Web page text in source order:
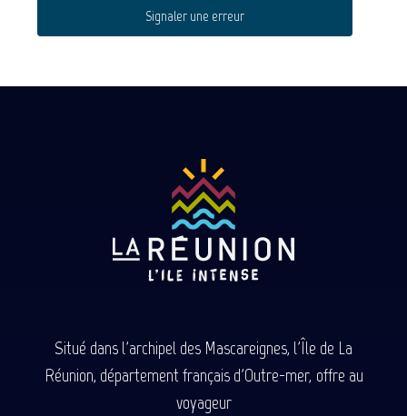
Signaler une erreur
Situé dans l'archipel des Mascareignes, l'Île de La
Réunion, département français d'Outre-mer, offre au
voyageur